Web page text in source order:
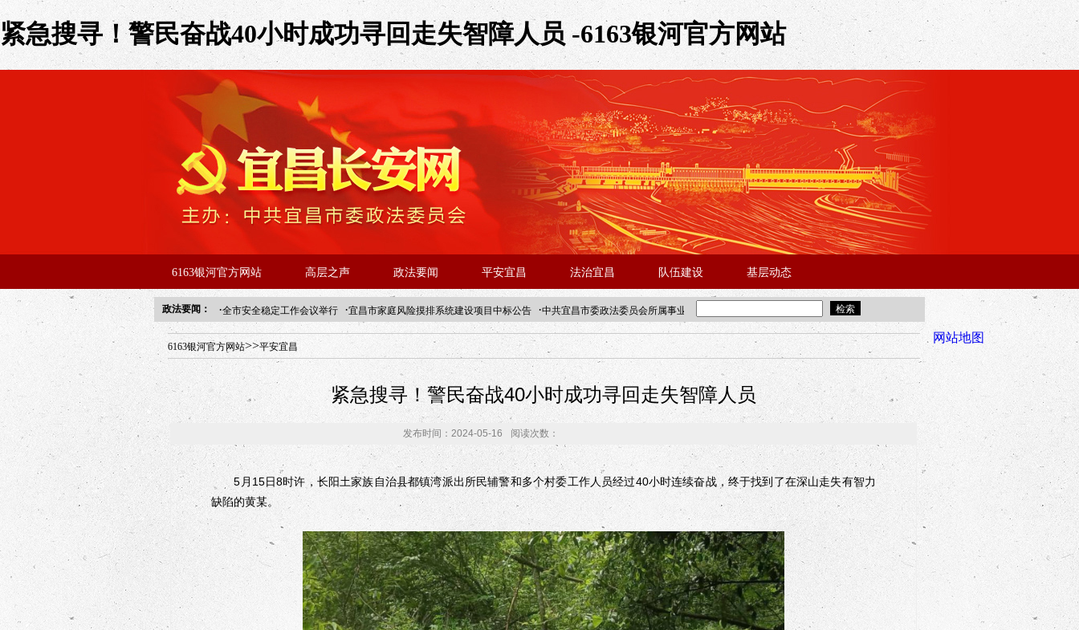
紧急搜寻！警民奋战40小时成功寻回走失智障人员 -6163银河官方网站
6163银河官方网站 高层之声 政法要闻 平安宜昌 法治宜昌 队伍建设 基层动态
政法要闻： ·全市安全稳定工作会议举行 ·宜昌市家庭风险摸排系统建设项目中标公告 ·中共宜昌市委政法委员会所属事业单位2025年“招才兴业”事业单位人才引进·北京站面试成绩公告
年“招才兴业”事业单位人才引进·北京站人民大学入校工作提醒
全市安全
6163银河官方网站>>平安宜昌
紧急搜寻！警民奋战40小时成功寻回走失智障人员
发布时间：2024-05-16 阅读次数：
5月15日8时许，长阳土家族自治县都镇湾派出所民辅警和多个村委工作人员经过40小时连续奋战，终于找到了在深山走失有智力
缺陷的黄某。
网站地图